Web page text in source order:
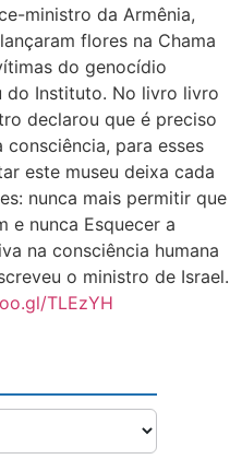
ministro da Armênia,
flores na Chama
do genocídio
do Instituto. No livro livro
declarou que é preciso
para esses
este museu deixa cada
nunca mais permitir que
e nunca Esquecer a
na consciência humana
o ministro de Israel.
TLEzYH